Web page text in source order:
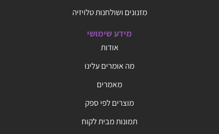
מזנונים ושולחנות טלויזיה
מידע שימושי
אודות
מה אומרים עלינו
מאמרים
מוצרים לפי ספק
תמונות מבית לקוח